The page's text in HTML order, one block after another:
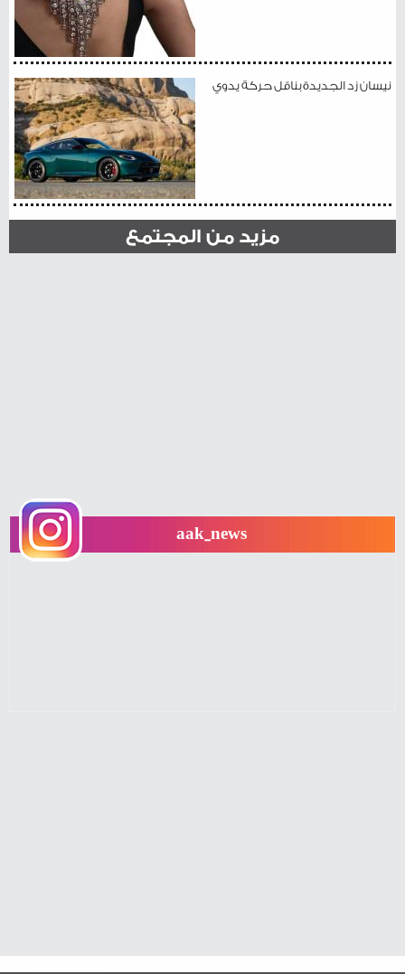
نيسان زد الجديدة بناقل حركة يدوي
مزيد من المجتمع
aak_news